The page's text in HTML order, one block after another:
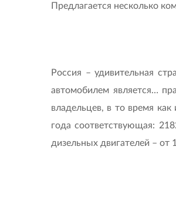
Предлагается несколько
Россия – удивительная
автомобилем является…
владельцев, в то время
года соответствующая:
дизельных двигателей – от